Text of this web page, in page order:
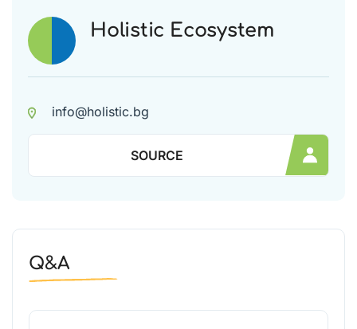
Holistic Ecosystem
info@holistic.bg
SOURCE
Q&A